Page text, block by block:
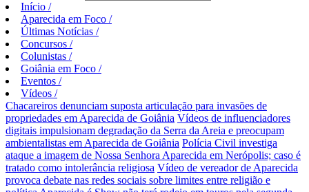
Início /
Aparecida em Foco /
Últimas Notícias /
Concursos /
Colunistas /
Goiânia em Foco /
Eventos /
Vídeos /
Chacareiros denunciam suposta articulação para invasões de
propriedades em Aparecida de Goiânia Vídeos de influenciadores
digitais impulsionam degradação da Serra da Areia e preocupam
ambientalistas em Aparecida de Goiânia Polícia Civil investiga
ataque a imagem de Nossa Senhora Aparecida em Nerópolis; caso é
tratado como intolerância religiosa Vídeo de vereador de Aparecida
provoca debate nas redes sociais sobre limites entre religião e